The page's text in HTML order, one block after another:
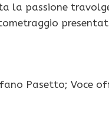
la passione
Pasetto; Voce